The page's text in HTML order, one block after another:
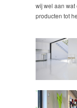
wij wel aan
producten tot